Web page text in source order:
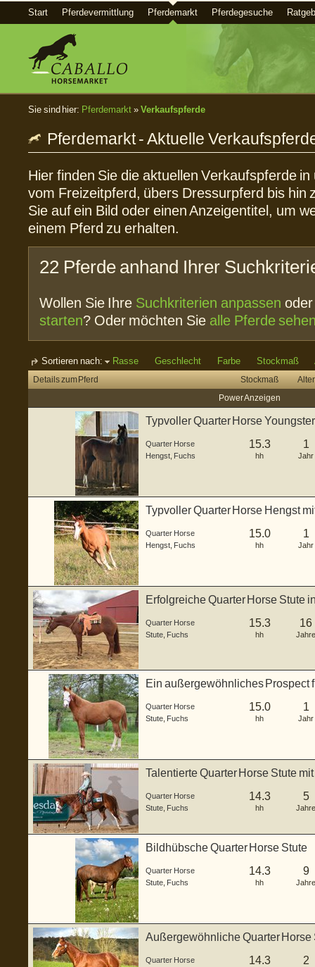
Start Pferdevermittlung Pferdemarkt Pferdegesuche
Sie sind hier: Pferdemarkt » Verkaufspferde
Pferdemarkt - Aktuelle
Hier finden Sie die aktuellen Verkaufspferde
vom Freizeitpferd, übers Dressurpferd bis hin
Sie auf ein Bild oder einen Anzeigentitel, um
einem Pferd zu erhalten.
22 Pferde anhand Ihrer
Wollen Sie Ihre Suchkriterien anpassen
starten? Oder möchten Sie alle Pferde
Sortieren nach: Rasse Geschlecht Farbe Stockmaß
Details zum Pferd Stockmaß
Alter
Power Anzeigen
Typvoller Quarter Horse
Quarter Horse
Hengst Fuchs
15.3
hh
1
Jahr
Typvoller Quarter Horse Hengst
Quarter Horse
Hengst Fuchs
15.0
hh
1
Jahr
Erfolgreiche Quarter Horse Stute
Quarter Horse
Stute Fuchs
15.3
hh
16
Jahre
Ein außergewöhnliches Prospect
Quarter Horse
Stute Fuchs
15.0
hh
1
Jahr
Talentierte Quarter Horse Stute
Quarter Horse
Stute Fuchs
14.3
hh
5
Jahre
Bildhübsche Quarter Horse Stute
Quarter Horse
Stute Fuchs
14.3
hh
9
Jahre
Außergewöhnliche Quarter Horse
Quarter Horse
14.3 2